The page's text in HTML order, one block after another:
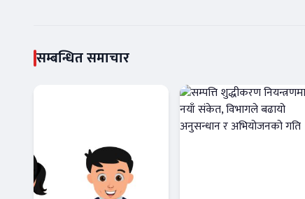
सम्बन्धित समाचार